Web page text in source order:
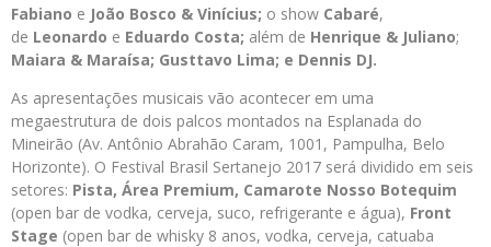
Fabiano e João Bosco & Vinícius; o show Cabaré,
de Leonardo e Eduardo Costa; além de Henrique & Juliano;
Maiara & Maraísa; Gusttavo Lima; e Dennis DJ.
As apresentações musicais vão acontecer em uma
megaestrutura de dois palcos montados na Esplanada do
Mineirão (Av. Antônio Abrahão Caram, 1001, Pampulha, Belo
Horizonte). O Festival Brasil Sertanejo 2017 será dividido em seis
setores: Pista, Área Premium, Camarote Nosso Botequim
(open bar de vodka, cerveja, suco, refrigerante e água), Front
Stage (open bar de whisky 8 anos, vodka, cerveja, catuaba